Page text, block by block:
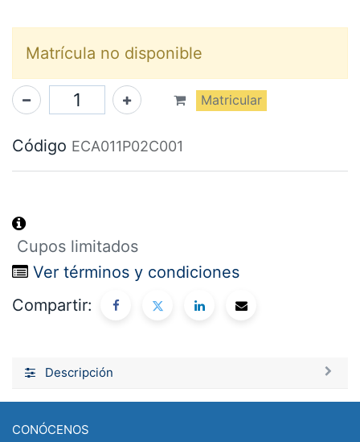
Matrícula no disponible
Matricular
Código ECA011P02C001
Cupos limitados
Ver términos y condiciones
Compartir:
Descripción
CONÓCENOS